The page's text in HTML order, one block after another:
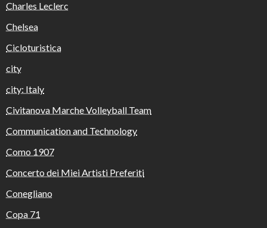
Charles Leclerc
Chelsea
Cicloturistica
city
city: Italy
Civitanova Marche Volleyball Team
Communication and Technology
Como 1907
Concerto dei Miei Artisti Preferiti
Conegliano
Copa 71